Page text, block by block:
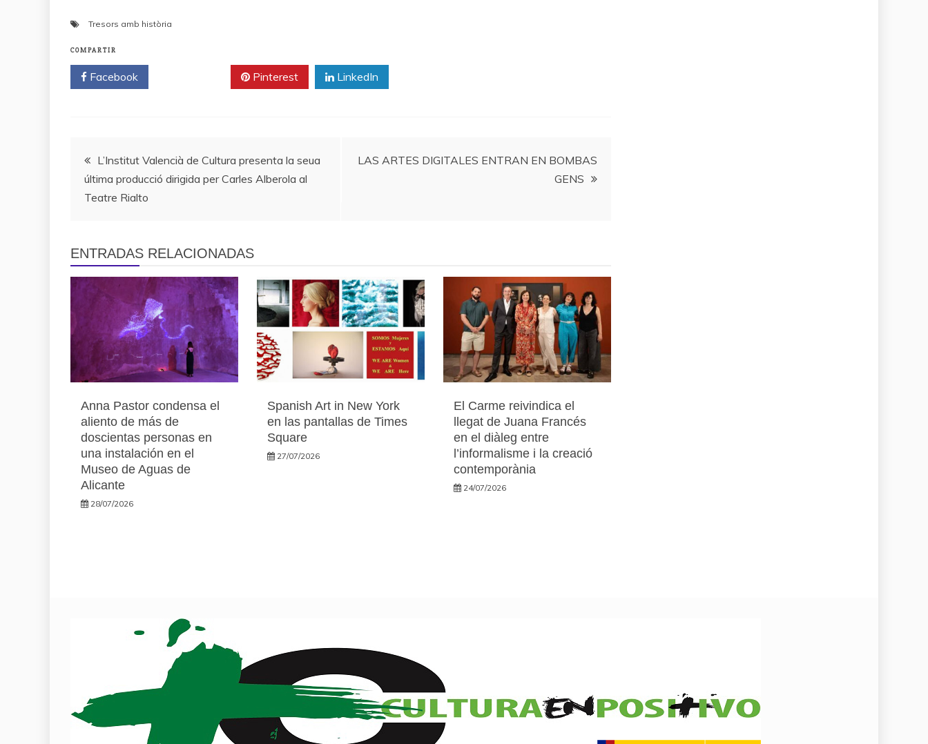
Tresors amb història
COMPARTIR
Facebook Pinterest LinkedIn
Navegación
de
L’Institut Valencià de Cultura presenta la seua
última producció dirigida per Carles Alberola al
Teatre Rialto
LAS ARTES DIGITALES ENTRAN EN BOMBAS
GENS
ENTRADAS RELACIONADAS
Anna Pastor condensa el
aliento de más de
doscientas personas en
una instalación en el
Museo de Aguas de
Alicante
28/07/2026
Spanish Art in New York
en las pantallas de Times
Square
27/07/2026
El Carme reivindica el
llegat de Juana Francés
en el diàleg entre
l’informalisme i la creació
contemporània
24/07/2026